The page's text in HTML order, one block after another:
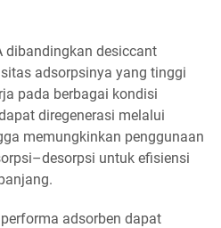
dibandingkan desiccant
adsorpsinya yang tinggi
pada berbagai kondisi
diregenerasi melalui
memungkinkan penggunaan
untuk efisiensi
adsorben dapat